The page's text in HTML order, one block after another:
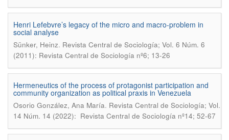
Henri Lefebvre’s legacy of the micro and macro-problem in
social analyse
Sünker, Heinz. Revista Central de Sociología; Vol. 6 Núm. 6
(2011): Revista Central de Sociología nº6; 13-26
Hermeneutics of the process of protagonist participation and
community organization as political praxis in Venezuela
Osorio González, Ana María. Revista Central de Sociología; Vol.
14 Núm. 14 (2022): Revista Central de Sociología nº14; 52-67